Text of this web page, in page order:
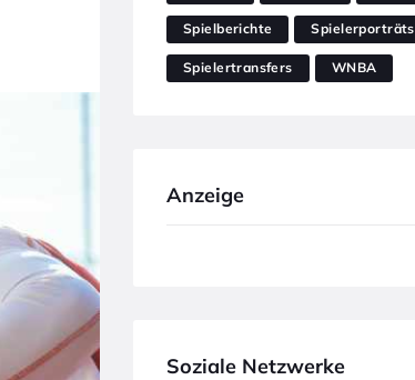
Spielberichte Spielerporträts
Spielertransfers WNBA
Anzeige
Soziale Netzwerke